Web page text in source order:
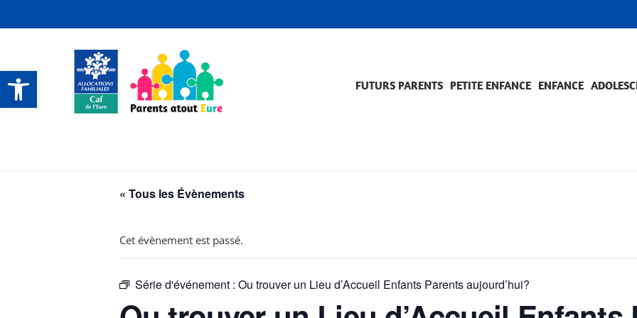
Ouvrir la barre d’outils FUTURS PARENTS PETITE ENFANCE ENFANCE
« Tous les Évènements
Cet évènement est passé.
Série d'événement : Ou trouver un Lieu d’Accueil Enfants Parents aujourd’hui?